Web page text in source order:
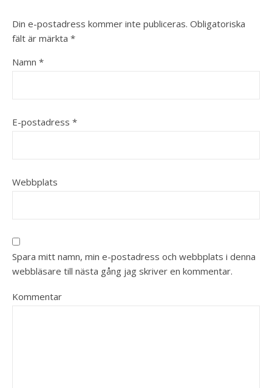
Din e-postadress kommer inte publiceras. Obligatoriska
fält är märkta *
Namn *
E-postadress *
Webbplats
Spara mitt namn, min e-postadress och webbplats i denna
webbläsare till nästa gång jag skriver en kommentar.
Kommentar